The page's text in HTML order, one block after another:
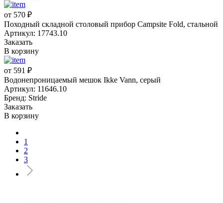
от 570 ₽
Походный складной столовый прибор Campsite Fold, стальной
Артикул: 17743.10
Заказать
В корзину
от 591 ₽
Водонепроницаемый мешок Ikke Vann, серый
Артикул: 11646.10
Бренд: Stride
Заказать
В корзину
1
2
3